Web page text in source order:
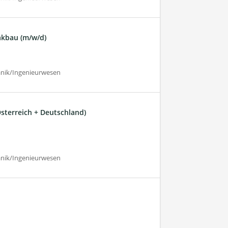
(m/w/d)
Ingenieurwesen
+ Deutschland)
Ingenieurwesen